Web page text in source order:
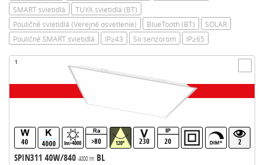
SMART svietidlá
TUYA svietidlá (BT)
Pouličné svietidlá (Verejné osvetlenie)
BlueTooth (BT)
SOLAR
Pouličné SMART svietidlá
IP≥43 So senzorom IP≥65
1
40 4000 lm>4000 >80 120° 230 20 2
SPIN311 40W/840 4000 lmBL